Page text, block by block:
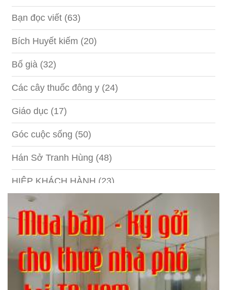
Bạn đọc viết (63)
Bích Huyết kiếm (20)
Bố già (32)
Các cây thuốc đông y (24)
Giáo dục (17)
Góc cuộc sống (50)
Hán Sở Tranh Hùng (48)
HIỆP KHÁCH HÀNH (23)
Hồng lâu mộng
(1)
Kỹ năng(18)
Liên Thành quyết(13)